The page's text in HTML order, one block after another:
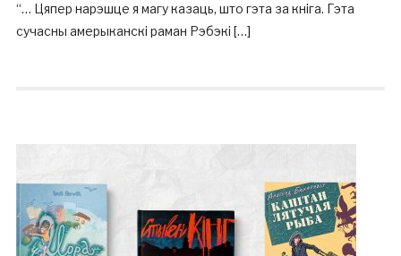
“… Цяпер нарэшце я магу казаць, што гэта за кніга. Гэта
сучасны амерыканскі раман Рэбэкі […]